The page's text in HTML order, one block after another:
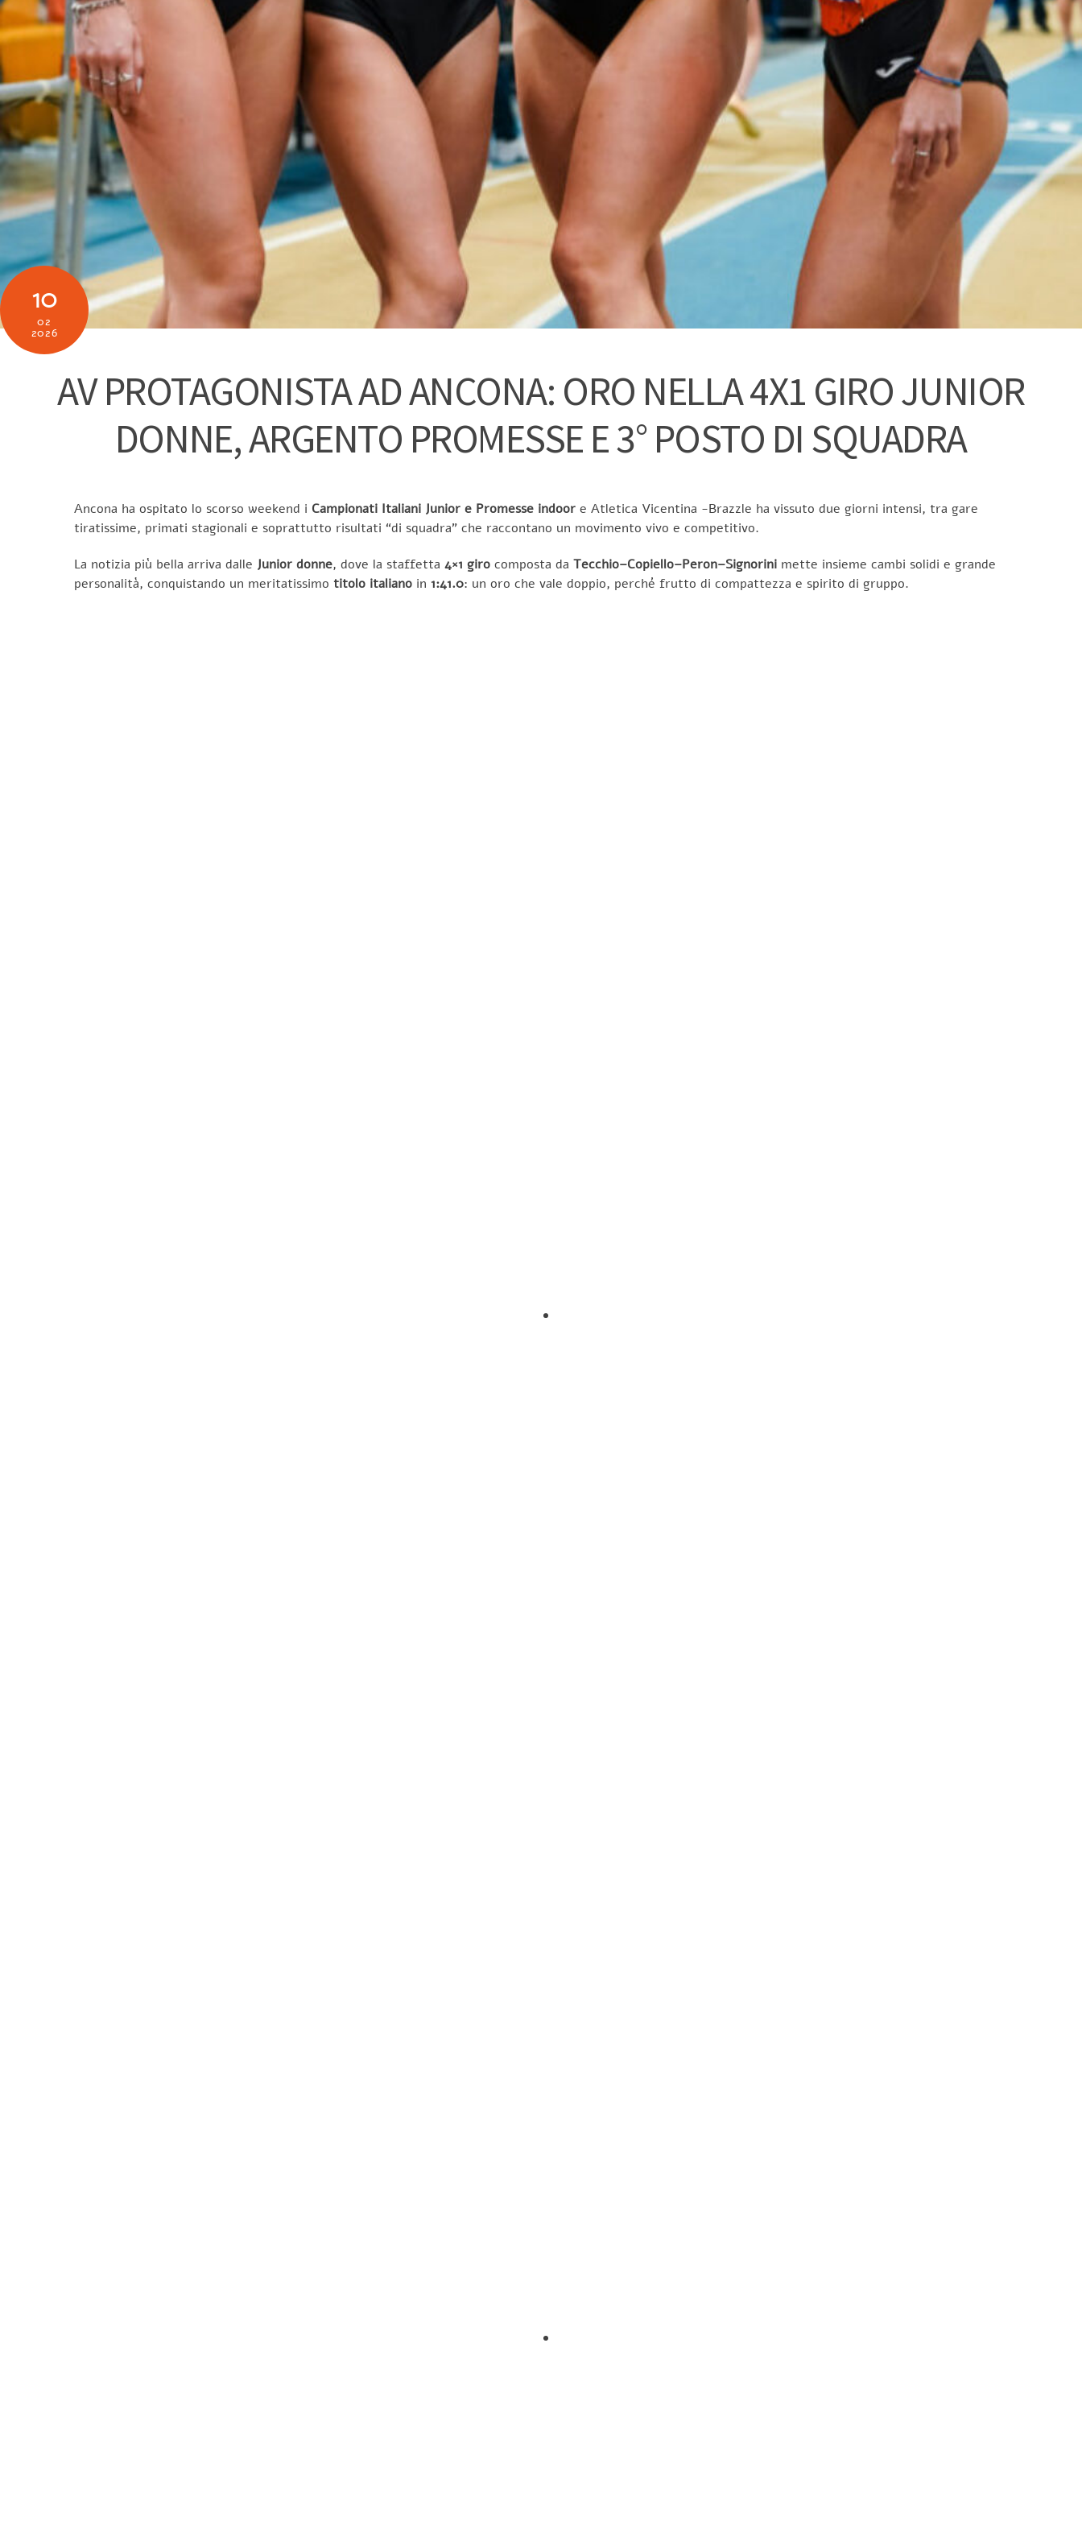
10
02
2026
AV PROTAGONISTA AD ANCONA: ORO NELLA 4X1 GIRO JUNIOR
DONNE, ARGENTO PROMESSE E 3° POSTO DI SQUADRA
Ancona ha ospitato lo scorso weekend i Campionati Italiani Junior e Promesse indoor e Atletica Vicentina -Brazzle ha vissuto due giorni intensi, tra gare
tiratissime, primati stagionali e soprattutto risultati “di squadra” che raccontano un movimento vivo e competitivo.
La notizia più bella arriva dalle Junior donne, dove la staffetta 4×1 giro composta da Tecchio–Copiello–Peron–Signorini mette insieme cambi solidi e grande
personalità, conquistando un meritatissimo titolo italiano in 1:41.0: un oro che vale doppio, perché frutto di compattezza e spirito di gruppo.